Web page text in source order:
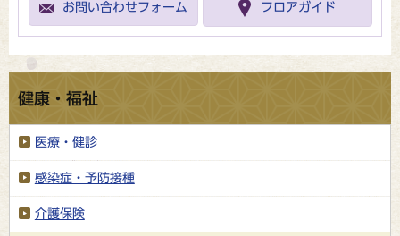
お問い合わせフォーム フロアガイド
健康・福祉
医療・健診
感染症・予防接種
介護保険